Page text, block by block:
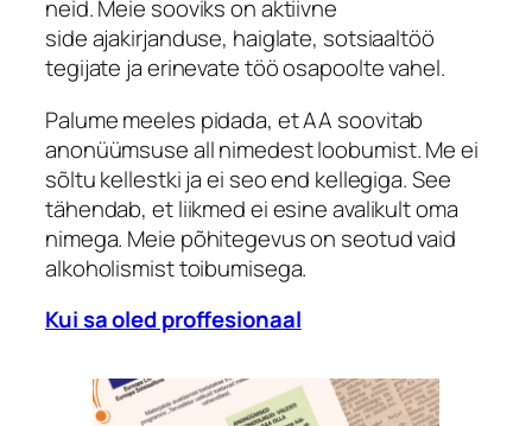
neid. Meie sooviks on aktiivne
side ajakirjanduse, haiglate, sotsiaaltöö
tegijate ja erinevate töö osapoolte vahel.
Palume meeles pidada, et AA soovitab
anonüümsuse all nimedest loobumist. Me ei
sõltu kellestki ja ei seo end kellegiga. See
tähendab, et liikmed ei esine avalikult oma
nimega. Meie põhitegevus on seotud vaid
alkoholismist toibumisega.
Kui sa oled proffesionaal